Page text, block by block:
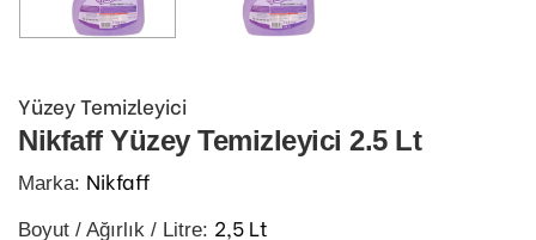
Yüzey Temizleyici
Nikfaff Yüzey Temizleyici 2.5 Lt
Marka: Nikfaff
Boyut / Ağırlık / Litre: 2,5 Lt